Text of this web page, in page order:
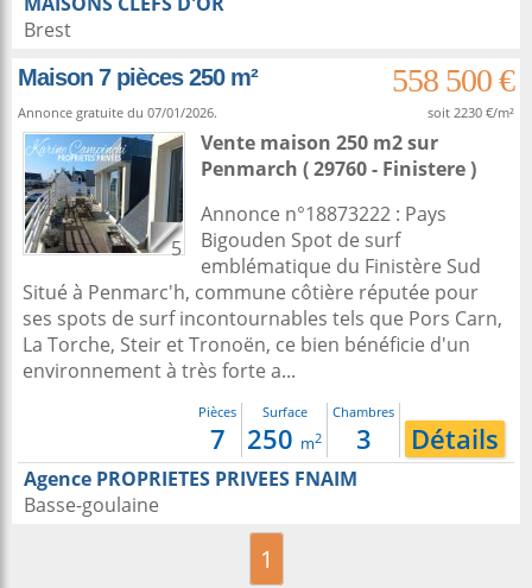
Brest
Maison 7 pièces 250 m²
558 500 €
Annonce gratuite du 07/01/2026. soit 2230 €/m²
5
Vente maison 250 m2sur
Penmarch ( 29760 - Finistere )
Annonce n°18873222 : Pays
Bigouden Spot de surf
emblématique du Finistère Sud
Situé à Penmarc'h, commune côtière réputée pour
ses spots de surf incontournables tels que Pors Carn,
La Torche, Steir et Tronoën, ce bien bénéficie d'un
environnement à très forte a...
Pièces
7
Surface
250 m2
Chambres
3 Détails
Agence PROPRIETES PRIVEES FNAIM
Basse-goulaine
1